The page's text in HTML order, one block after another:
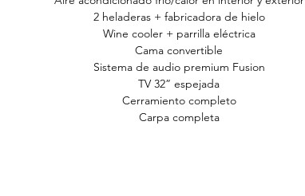
2 heladeras + fabricadora de hielo
Wine cooler + parrilla eléctrica
Cama convertible
Sistema de audio premium Fusion
TV 32” espejada
Cerramiento completo
Carpa completa